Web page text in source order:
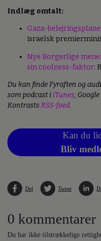
Indlæg omtalt:
Gaza-
israelsk
Nye Borgerlige
sin coolness-faktor:
Du kan finde Fyraften og
som podcast i iTunes,
KontrastsRSS-feed.
Kan du
Bliv
Del Tweet
0 kommentarer
Du har ikke tilstrækkelige